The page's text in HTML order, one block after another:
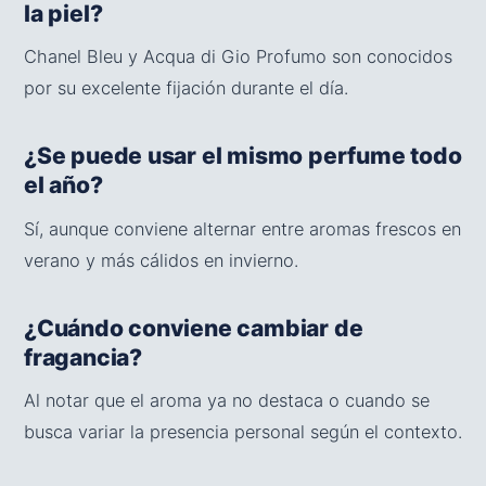
la piel?
Chanel Bleu y Acqua di Gio Profumo son conocidos
por su excelente fijación durante el día.
¿Se puede usar el mismo perfume todo
el año?
Sí, aunque conviene alternar entre aromas frescos en
verano y más cálidos en invierno.
¿Cuándo conviene cambiar de
fragancia?
Al notar que el aroma ya no destaca o cuando se
busca variar la presencia personal según el contexto.